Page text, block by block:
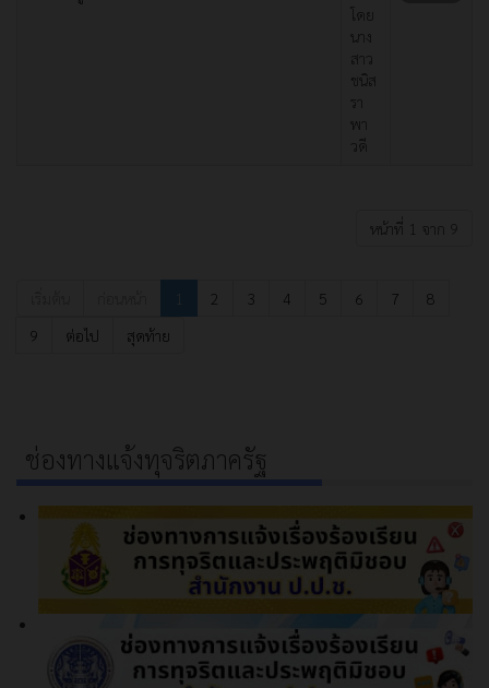
โดย
นาง
สาว
ชนิส
รา
พา
วดี
หน้าที่ 1 จาก 9
2 3 4 5 6 7
8
9
ต่อไป สุดท้าย
ช่องทางแจ้งทุจริตภาครัฐ